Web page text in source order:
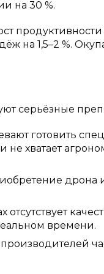
на 30 %.
на 1,5–2 %.
серьёзные
готовить
не хватает
времени.